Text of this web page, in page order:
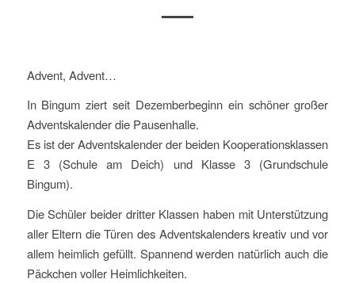
Advent, Advent…
In Bingum ziert seit Dezemberbeginn ein schöner großer
Adventskalender die Pausenhalle.
Es ist der Adventskalender der beiden Kooperationsklassen
E 3 (Schule am Deich) und Klasse 3 (Grundschule
Bingum).
Die Schüler beider dritter Klassen haben mit Unterstützung
aller Eltern die Türen des Adventskalenders kreativ und vor
allem heimlich gefüllt. Spannend werden natürlich auch die
Päckchen voller Heimlichkeiten.